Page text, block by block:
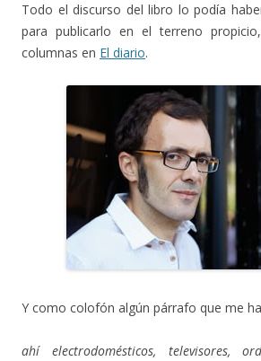
Todo el discurso del libro lo podía
para publicarlo en el terreno
columnas en El diario.
Y como colofón algún párrafo que me
ahí electrodomésticos, televisores,